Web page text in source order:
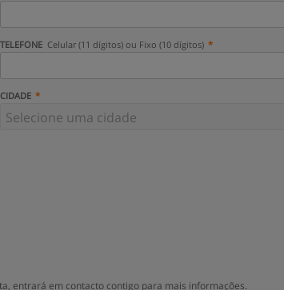
TELEFONE Celular (11 dígitos) ou Fixo (10 dígitos)
CIDADE
entrará em contacto contigo para mais informações.